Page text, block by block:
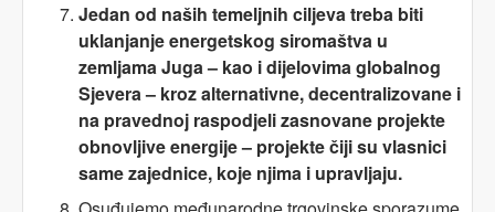
Jedan od naših temeljnih ciljeva treba biti
uklanjanje energetskog siromaštva u
zemljama Juga – kao i dijelovima globalnog
Sjevera – kroz alternativne, decentralizovane i
na pravednoj raspodjeli zasnovane projekte
obnovljive energije – projekte čiji su vlasnici
same zajednice, koje njima i upravljaju.